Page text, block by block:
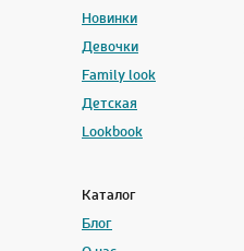
Новинки
Девочки
Family look
Детская
Lookbook
Каталог
Блог